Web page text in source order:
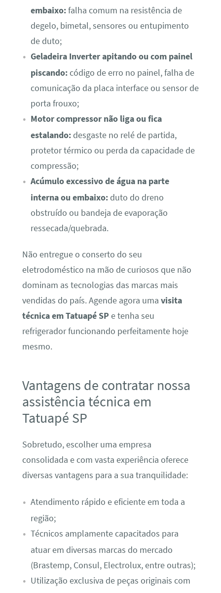
embaixo:falha comum na resistência de
degelo, bimetal, sensores ou entupimento
de duto;
Geladeira Inverter apitando ou com painel
piscando:código de erro no painel, falha de
comunicação da placa interface ou sensor de
porta frouxo;
Motor compressor não liga ou fica
estalando:desgaste no relé de partida,
protetor térmico ou perda da capacidade de
compressão;
Acúmulo excessivo de água na parte
interna ou embaixo:duto do dreno
obstruído ou bandeja de evaporação
ressecada/quebrada.
Não entregue o conserto do seu
eletrodoméstico na mão de curiosos que não
dominam as tecnologias das marcas mais
vendidas do país. Agende agora uma visita
técnica em Tatuapé SP e tenha seu
refrigerador funcionando perfeitamente hoje
mesmo.
Vantagens de contratar nossa
assistência técnica em
Tatuapé SP
Sobretudo, escolher uma empresa
consolidada e com vasta experiência oferece
diversas vantagens para a sua tranquilidade:
Atendimento rápido e eficiente em toda a
região;
Técnicos amplamente capacitados para
atuar em diversas marcas do mercado
(Brastemp, Consul, Electrolux, entre outras);
Utilização exclusiva de peças originais com